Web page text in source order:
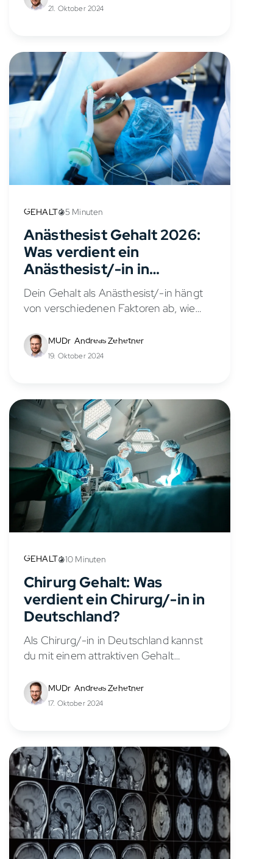
im Monat. Mit wachsender
21. Oktober 2024
GEHALT 5 Minuten
Anästhesist Gehalt 2026:
Was verdient ein
Anästhesist/-in in
Deutschland?
Dein Gehalt als Anästhesist/-in hängt
von verschiedenen Faktoren ab, wie
Arbeitsort und möglichen
Zusatzverdienstmöglichkeiten. In
Anästhesist/-in in...
MUDr. Andreas Zehetner
19. Oktober 2024
GEHALT 10 Minuten
Chirurg Gehalt: Was
verdient ein Chirurg/-in in
Deutschland?
Als Chirurg/-in in Deutschland kannst
du mit einem attraktiven Gehalt
von verschiedenen Einflussgrößen ab,
wie deiner Berufserfahrung, dem Alter,
MUDr. Andreas Zehetner
17. Oktober 2024